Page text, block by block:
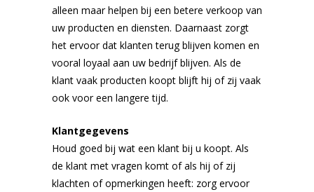
alleen maar helpen bij een betere verkoop van
uw producten en diensten. Daarnaast zorgt
het ervoor dat klanten terug blijven komen en
vooral loyaal aan uw bedrijf blijven. Als de
klant vaak producten koopt blijft hij of zij vaak
ook voor een langere tijd.
Klantgegevens
Houd goed bij wat een klant bij u koopt. Als
de klant met vragen komt of als hij of zij
klachten of opmerkingen heeft: zorg ervoor